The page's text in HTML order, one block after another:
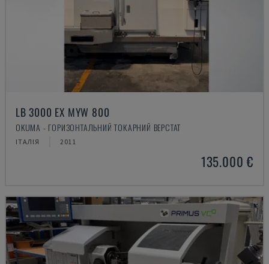
LB 3000 EX MYW 800
OKUMA - ГОРИЗОНТАЛЬНИЙ ТОКАРНИЙ ВЕРСТАТ
ІТАЛІЯ 2011
135.000 €